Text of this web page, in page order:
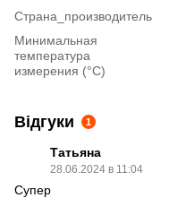
Страна_производитель
Минимальная
температура
измерения (°C)
Відгуки 1
Татьяна
28.06.2024 в 11:04
Супер